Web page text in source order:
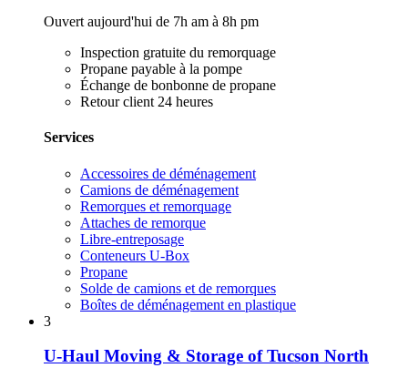
Ouvert aujourd'hui de 7h am à 8h pm
Inspection gratuite du remorquage
Propane payable à la pompe
Échange de bonbonne de propane
Retour client 24 heures
Services
Accessoires de déménagement
Camions de déménagement
Remorques et remorquage
Attaches de remorque
Libre-entreposage
Conteneurs U-Box
Propane
Solde de camions et de remorques
Boîtes de déménagement en plastique
3
U-Haul Moving & Storage of Tucson North